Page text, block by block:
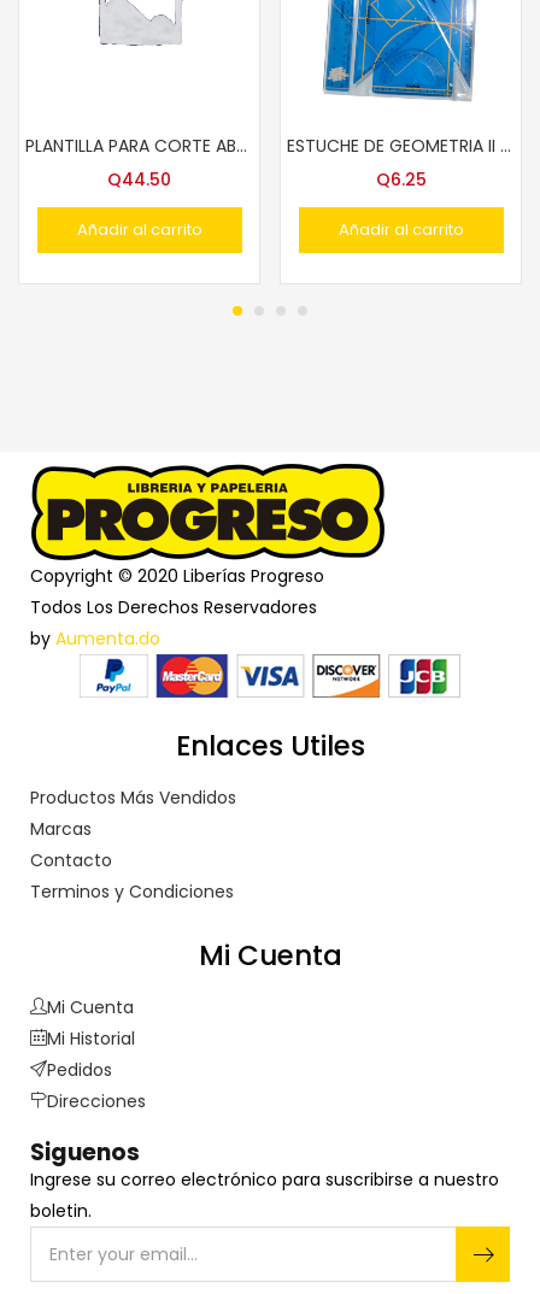
PLANTILLA PARA CORTE ABEL A-3 HEAVY DUTY 66810
Q44.50
Añadir al carrito
ESTUCHE DE GEOMETRIA II SOURT P. ESCORIAL #8902
Q6.25
Añadir al carrito
Copyright © 2020 Liberías Progreso
Todos Los Derechos Reservadores
by Aumenta.do
Enlaces Utiles
Productos Más Vendidos
Marcas
Contacto
Terminos y Condiciones
Mi Cuenta
Mi Cuenta
Mi Historial
Pedidos
Direcciones
Siguenos
Ingrese su correo electrónico para suscribirse a nuestro
boletin.